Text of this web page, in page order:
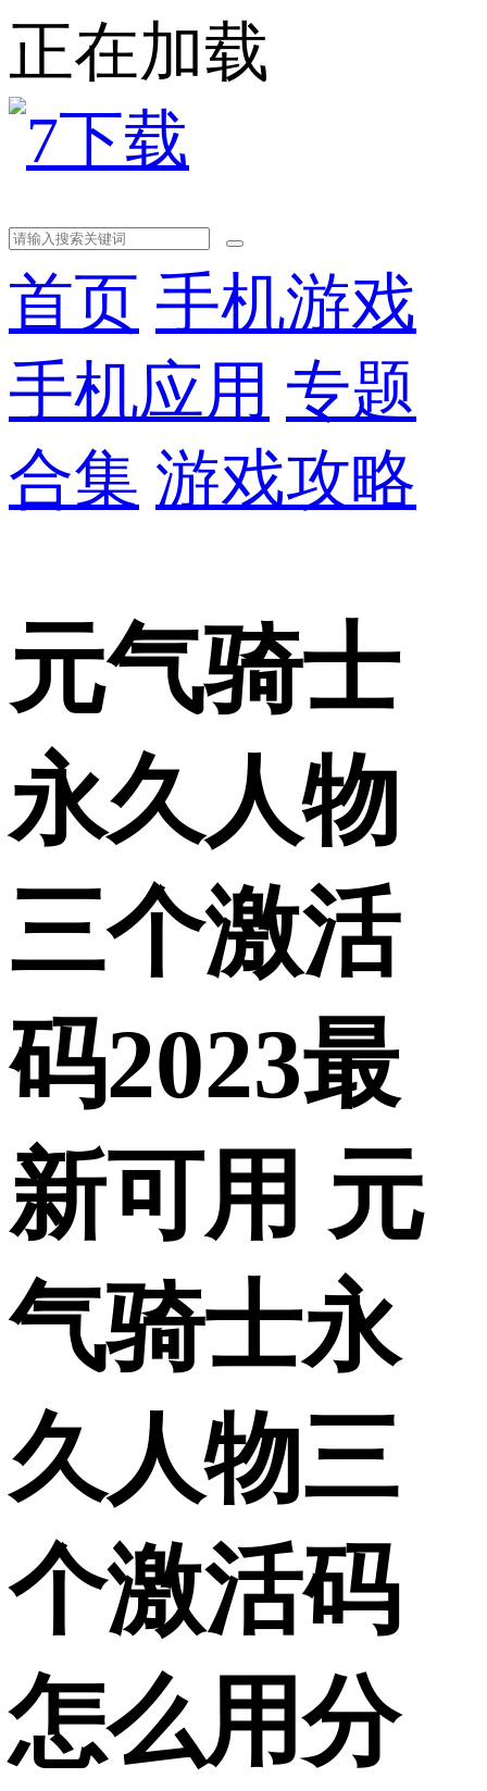
正在加载
首页 手机游戏
手机应用 专题
合集 游戏攻略
元气骑士
永久人物
三个激活
码2023最
新可用 元
气骑士永
久人物三
个激活码
怎么用分